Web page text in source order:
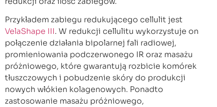
Przykładem zabiegu redukującego cellulit jest
VelaShape III. W redukcji cellulitu wykorzystuje on
połączenie działania bipolarnej fali radiowej,
promieniowania podczerwonego IR oraz masażu
próżniowego, które gwarantują rozbicie komórek
tłuszczowych i pobudzenie skóry do produkcji
nowych włókien kolagenowych. Ponadto
zastosowanie masażu próżniowego,